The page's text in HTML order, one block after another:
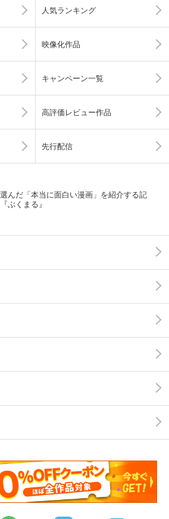
人気ランキング
映像化作品
キャンペーン一覧
高評価レビュー作品
先行配信
んだ「本当に面白い漫画」を紹介する記
ぶくまる』